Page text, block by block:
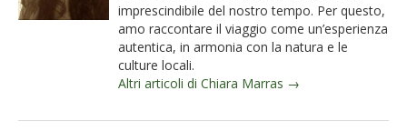
imprescindibile del nostro tempo. Per questo,
amo raccontare il viaggio come un’esperienza
autentica, in armonia con la natura e le
culture locali.
Altri articoli di Chiara Marras →